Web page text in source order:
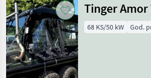
strojevi /
Sonstige
Tinger Amor
68 KS/50 kW God.